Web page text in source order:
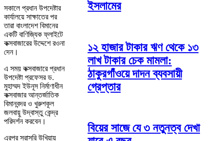
সকালে প্রধান উপদেষ্টার
কার্যালয়ে সাক্ষাতের পর
তারা বাংলাদেশ বিমানের
একটি বাণিজ্যিক ফ্লাইটে
কক্সবাজারের উদ্দেশে রওনা
দেন।
এ সময় কক্সবাজারে প্রধান
উপদেষ্টা প্রফেসর ড.
মুহাম্মদ ইউনূস নির্মাণাধীন
কক্সবাজার আন্তর্জাতিক
বিমানবন্দর ও খুরুশকূল
জলবায়ু উদ্বাস্তু কেন্দ্র
পরিদর্শন করবেন।
এরপর সরাসরি উখিয়ায়
ইসলামের
১২ হাজার টাকার ঋণ থেকে ১৩
লাখ টাকার চেক মামলা:
ঠাকুরগাঁওয়ে দাদন ব্যবসায়ী
গ্রেপ্তার
বিয়ের সাজে যে ৩ নতুনত্ব দেখা